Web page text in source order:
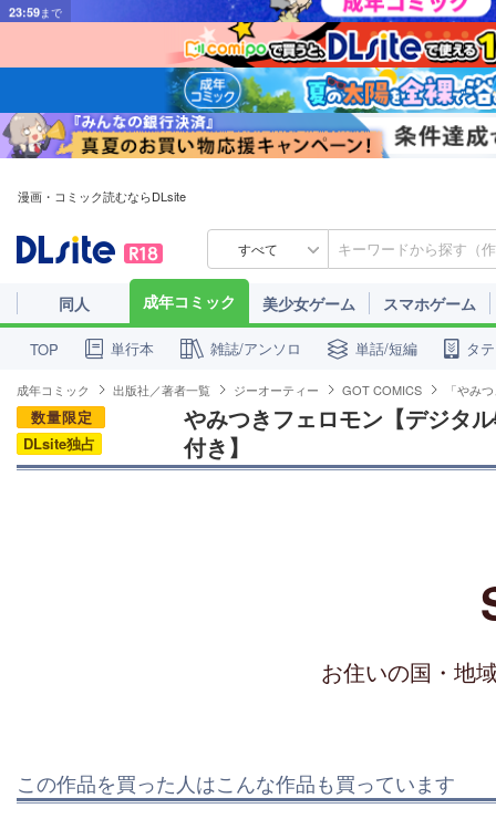
漫画・コミック読むならDLsite
すべて
同人 成年コミック 美少女ゲーム スマホゲーム
TOP 単行本 雑誌/アンソロ 単話/短編 タ
成年コミック 出版社／著者一覧 ジーオーティー GOT COMICS 「やみ
数量限定
DLsite独占
やみつきフェロモン【デジタ
付き】
お住いの国・地
この作品を買った人はこんな作品も買っています